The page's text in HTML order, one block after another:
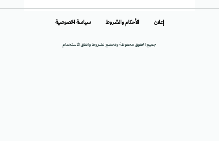
جميع الحقوق محفوظة وتخضع لشروط واتفاق الاستخدام
إعلان الأحكام والشروط سياسة الخصوصية